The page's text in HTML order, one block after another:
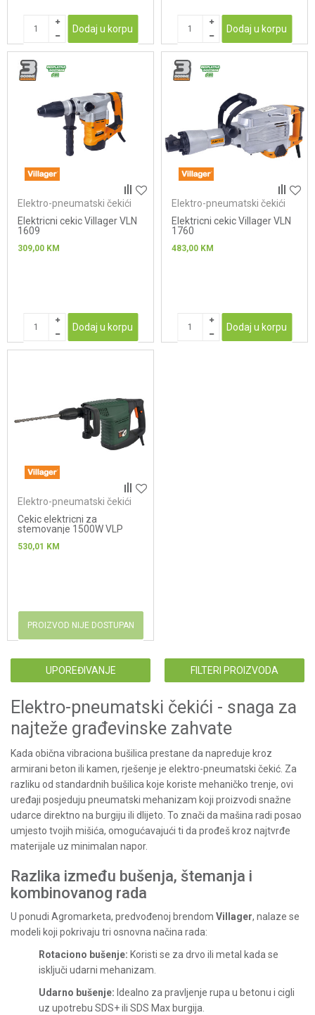
Dodaj u korpu Dodaj u korpu
Elektro-pneumatski čekići
Elektricni cekic Villager VLN
1609
309,00 KM
Dodaj u korpu
Elektro-pneumatski čekići
Elektricni cekic Villager VLN
1760
483,00 KM
Dodaj u korpu
Elektro-pneumatski čekići
Cekic elektricni za
stemovanje 1500W VLP
530,01 KM
PROIZVOD NIJE DOSTUPAN
UPOREĐIVANJE FILTERI PROIZVODA
Elektro-pneumatski čekići - snaga za
najteže građevinske zahvate
Kada obična vibraciona bušilica prestane da napreduje kroz
armirani beton ili kamen, rješenje je elektro-pneumatski čekić. Za
razliku od standardnih bušilica koje koriste mehaničko trenje, ovi
uređaji posjeduju pneumatski mehanizam koji proizvodi snažne
udarce direktno na burgiju ili dlijeto. To znači da mašina radi posao
umjesto tvojih mišića, omogućavajući ti da prođeš kroz najtvrđe
materijale uz minimalan napor.
Razlika između bušenja, štemanja i
kombinovanog rada
U ponudi Agromarketa, predvođenoj brendom Villager, nalaze se
modeli koji pokrivaju tri osnovna načina rada:
Rotaciono bušenje: Koristi se za drvo ili metal kada se
isključi udarni mehanizam.
Udarno bušenje: Idealno za pravljenje rupa u betonu i cigli
uz upotrebu SDS+ ili SDS Max burgija.